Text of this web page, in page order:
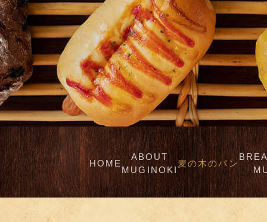
HOME
ABOUT
MUGINOKI
麦の木のパン